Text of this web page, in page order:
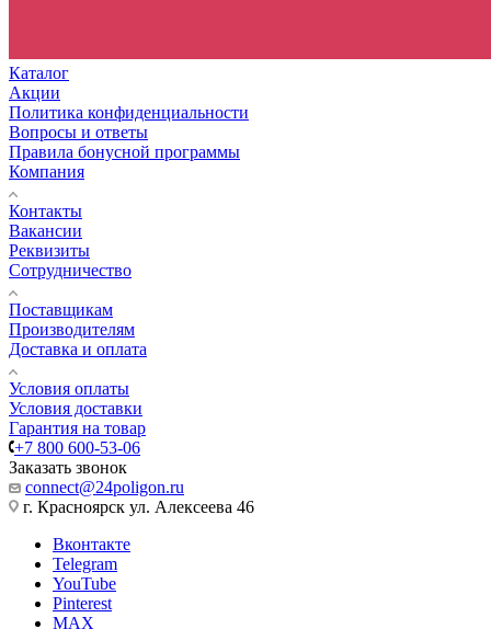
Каталог
Акции
Политика конфиденциальности
Вопросы и ответы
Правила бонусной программы
Компания
Контакты
Вакансии
Реквизиты
Сотрудничество
Поставщикам
Производителям
Доставка и оплата
Условия оплаты
Условия доставки
Гарантия на товар
+7 800 600-53-06
Заказать звонок
connect@24poligon.ru
г. Красноярск ул. Алексеева 46
Вконтакте
Telegram
YouTube
Pinterest
MAX